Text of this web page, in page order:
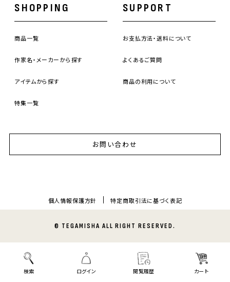
SHOPPING
商品一覧
作家名・メーカーから探す
アイテムから探す
特集一覧
SUPPORT
お支払方法・送料について
よくあるご質問
商品の利用について
お問い合わせ
個人情報保護方針 特定商取引法に基づく表記
© TEGAMISHA ALL RIGHT RESERVED.